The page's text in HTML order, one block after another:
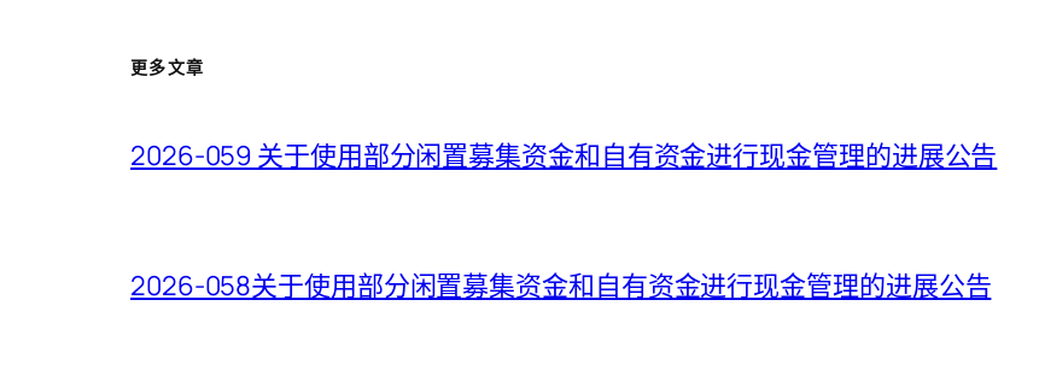
更多文章
2026-059 关于使用部分闲置募集资金和自有资金进行现金管理的进展公告
2026-058关于使用部分闲置募集资金和自有资金进行现金管理的进展公告